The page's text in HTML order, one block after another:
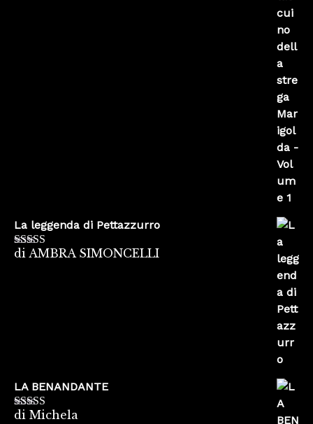
La leggenda di Pettazzurro
Valutato5su
di AMBRA SIMONCELLI
LA BENANDANTE
Valutato5su
di Michela